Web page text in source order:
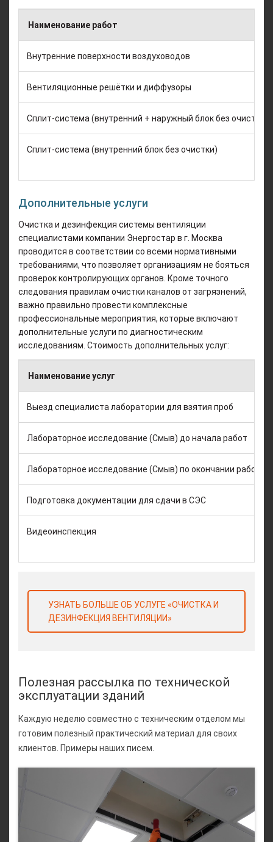
Наименование работ
Внутренние поверхности воздуховодов
Вентиляционные решётки и диффузоры
Сплит-система (внутренний + наружный блок без очистки)
Сплит-система (внутренний блок без очистки)
Дополнительные услуги
Очистка и дезинфекция системы вентиляции
специалистами компании Энергостар в г. Москва
проводится в соответствии со всеми нормативными
требованиями, что позволяет организациям не бояться
проверок контролирующих органов. Кроме точного
следования правилам очистки каналов от загрязнений,
важно правильно провести комплексные
профессиональные мероприятия, которые включают
дополнительные услуги по диагностическим
исследованиям. Стоимость дополнительных услуг:
Наименование услуг
Выезд специалиста лаборатории для взятия проб
Лабораторное исследование (Смыв) до начала работ
Лабораторное исследование (Смыв) по окончании работ
Подготовка документации для сдачи в СЭС
Видеоинспекция
УЗНАТЬ БОЛЬШЕ ОБ УСЛУГЕ «ОЧИСТКА И
ДЕЗИНФЕКЦИЯ ВЕНТИЛЯЦИИ»
Полезная рассылка по технической
эксплуатации зданий
Каждую неделю совместно с техническим отделом мы
готовим полезный практический материал для своих
клиентов. Примеры наших писем.